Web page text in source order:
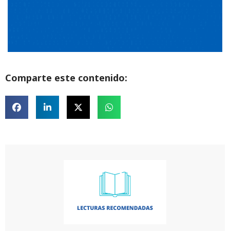
Comparte este contenido: